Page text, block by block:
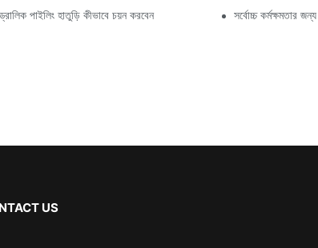
পাইলিং হাতুড়ি কীভাবে চয়ন করবেন সর্বোচ্চ কর্মক্ষমতার
US